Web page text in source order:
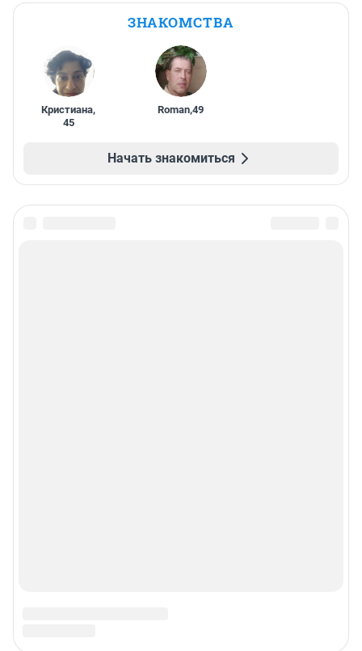
ЗНАКОМСТВА
Кристиана,
45
Roman,49
Начать знакомиться